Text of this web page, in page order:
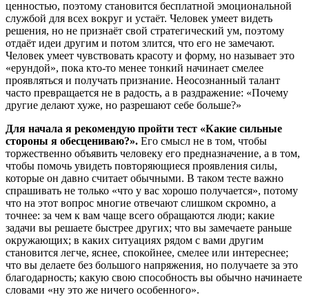
ценностью, поэтому становится бесплатной эмоциональной
службой для всех вокруг и устаёт. Человек умеет видеть
решения, но не признаёт свой стратегический ум, поэтому
отдаёт идеи другим и потом злится, что его не замечают.
Человек умеет чувствовать красоту и форму, но называет это
«ерундой», пока кто-то менее тонкий начинает смелее
проявляться и получать признание. Неосознанный талант
часто превращается не в радость, а в раздражение: «Почему
другие делают хуже, но разрешают себе больше?»
Для начала я рекомендую пройти тест «Какие сильные
стороны я обесцениваю?». Его смысл не в том, чтобы
торжественно объявить человеку его предназначение, а в том,
чтобы помочь увидеть повторяющиеся проявления силы,
которые он давно считает обычными. В таком тесте важно
спрашивать не только «что у вас хорошо получается», потому
что на этот вопрос многие отвечают слишком скромно, а
точнее: за чем к вам чаще всего обращаются люди; какие
задачи вы решаете быстрее других; что вы замечаете раньше
окружающих; в каких ситуациях рядом с вами другим
становится легче, яснее, спокойнее, смелее или интереснее;
что вы делаете без большого напряжения, но получаете за это
благодарность; какую свою способность вы обычно начинаете
словами «ну это же ничего особенного».